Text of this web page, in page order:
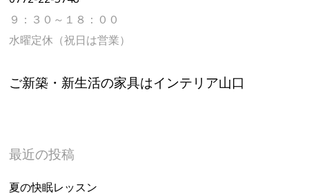
９：３０～１８：００
水曜定休（祝日は営業）
ご新築・新生活の家具はインテリア山口
最近の投稿
夏の快眠レッスン